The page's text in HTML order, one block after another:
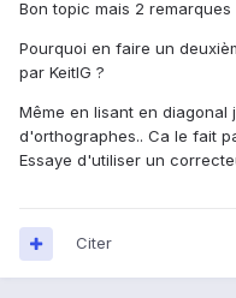
Bon topic mais 2 remarques
Pourquoi en faire un
par KeitIG ?
Même en lisant en diagonal
d'orthographes.. Ca le fait
Essaye d'utiliser un
Citer